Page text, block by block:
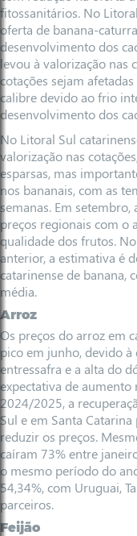
fitossanitários. No
oferta de banana-
desenvolvimento dos
levou à valorização nas
cotações sejam
calibre devido ao frio
desenvolvimento dos
No Litoral Sul
valorização nas
esparsas, mas
nos bananais, com as
semanas. Em
preços regionais com o
qualidade dos frutos.
anterior, a estimativa é
catarinense de banana,
média.
Arroz
Os preços do arroz em
pico em junho, devido
entressafra e a alta do
expectativa de aumento
2024/2025, a
Sul e em Santa
reduzir os preços.
caíram 73% entre
o mesmo período do
54,34%, com Uruguai,
parceiros.
Feijão